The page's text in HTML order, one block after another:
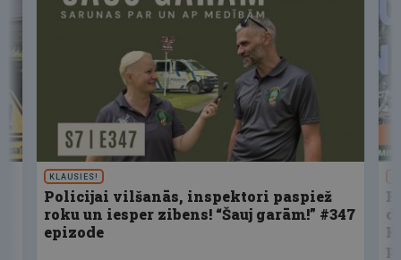
KLAUSIES!
Policijai vilšanās, inspektori paspiež
roku un iesper zibens! “Šauj garām!” #347
epizode